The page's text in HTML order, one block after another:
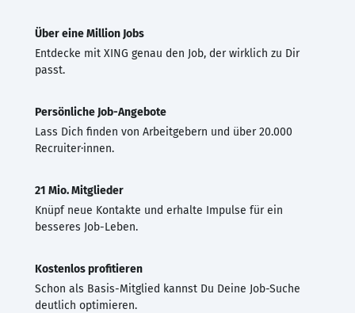
Über eine Million Jobs
Entdecke mit XING genau den Job, der wirklich zu Dir
passt.
Persönliche Job-Angebote
Lass Dich finden von Arbeitgebern und über 20.000
Recruiter·innen.
21 Mio. Mitglieder
Knüpf neue Kontakte und erhalte Impulse für ein
besseres Job-Leben.
Kostenlos profitieren
Schon als Basis-Mitglied kannst Du Deine Job-Suche
deutlich optimieren.